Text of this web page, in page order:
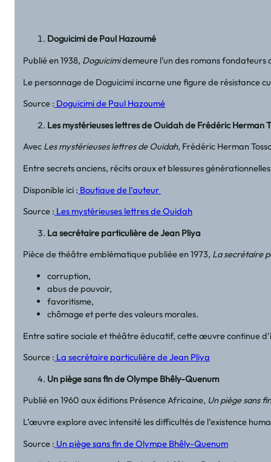
Doguicimi de Paul Hazoumé
Publié en 1938, Doguicimidemeure l’un des romans fondateurs
Le personnage de Doguicimi incarne une figure de résistance
Source : Doguicimi de Paul Hazoumé
Les mystérieuses lettres de Ouidah de Frédéric Herman
Avec Les mystérieuses lettres de Ouidah, Frédéric Herman
Entre secrets anciens, récits oraux et blessures
Disponible ici : Boutique de l’auteur
Source : Les mystérieuses lettres de Ouidah
La secrétaire particulière de Jean Pliya
Pièce de théâtre emblématique publiée en 1973, La secrétaire
corruption,
abus de pouvoir,
favoritisme,
chômage et perte des valeurs morales.
Entre satire sociale et théâtre éducatif, cette œuvre continue
Source : La secrétaire particulière de Jean Pliya
Un piège sans fin de Olympe Bhêly-Quenum
Publié en 1960 aux éditions Présence Africaine, Un piège sans
L’œuvre explore avec intensité les difficultés de l’existence
Source : Un piège sans fin de Olympe Bhêly-Quenum